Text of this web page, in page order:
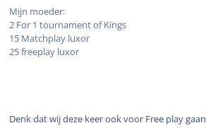
Mijn moeder:
2 For 1 tournament of Kings
15 Matchplay luxor
25 freeplay luxor
Denk dat wij deze keer ook voor Free play gaan